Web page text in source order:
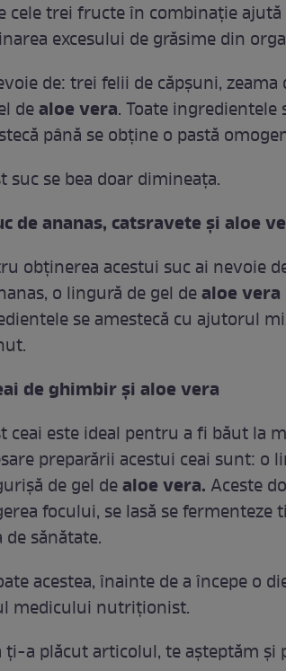
cele trei fructe în combinaţie
excesului de grăsime din
de: trei felii de căpşuni,
dealoe vera. Toate
până se obţine o pastă
suc se bea doar dimineaţa.
de ananas, catsravete şi aloe
obţinerea acestui suc ai nevoie
o lingură de gel dealoe vera
se amestecă cu ajutorul
de ghimbir şi aloe vera
ceai este ideal pentru a fi băut la
preparării acestui ceai sunt: o
de gel dealoe vera. Aceste
focului, se lasă se
de sănătate.
acestea, înainte de a începe o
medicului nutriţionist.
ţi-a plăcut articolul, te așteptăm și